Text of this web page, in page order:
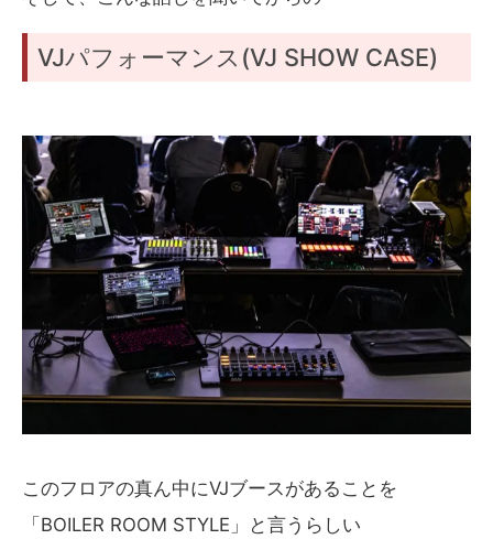
VJパフォーマンス(VJ SHOW CASE)
このフロアの真ん中にVJブースがあることを
「BOILER ROOM STYLE」と言うらしい